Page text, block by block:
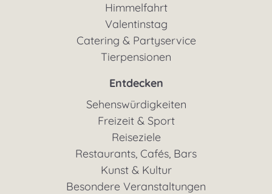
Himmelfahrt
Valentinstag
Catering & Partyservice
Tierpensionen
Entdecken
Sehenswürdigkeiten
Freizeit & Sport
Reiseziele
Restaurants, Cafés, Bars
Kunst & Kultur
Besondere Veranstaltungen